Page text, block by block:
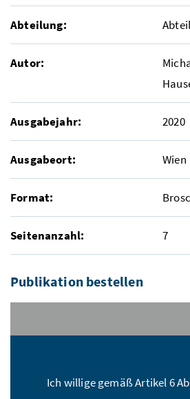
Abteilung:
Autor:
Ausgabejahr: 2020
Ausgabeort: Wien
Format:
Seitenanzahl: 7
Publikation bestellen
Ich willige gemäß Artikel 6